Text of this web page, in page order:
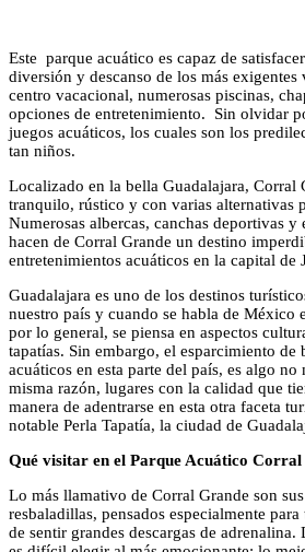
Este parque acuático es capaz de
diversión y descanso de los más
centro vacacional, numerosas piscinas,
opciones de entretenimiento. Sin olvidar
juegos acuáticos, los cuales son los
tan niños.
Localizado en la bella Guadalajara, Corral
tranquilo, rústico y con varias alternativas
Numerosas albercas, canchas deportivas y
hacen de Corral Grande un destino
entretenimientos acuáticos en la capital de
Guadalajara es uno de los destinos
nuestro país y cuando se habla de México
por lo general, se piensa en aspectos
tapatías. Sin embargo, el esparcimiento de
acuáticos en esta parte del país, es algo
misma razón, lugares con la calidad que
manera de adentrarse en esta otra faceta
notable Perla Tapatía, la ciudad de
Qué visitar en el Parque Acuático
Lo más llamativo de Corral Grande son
resbaladillas, pensados especialmente
de sentir grandes descargas de adrenalina.